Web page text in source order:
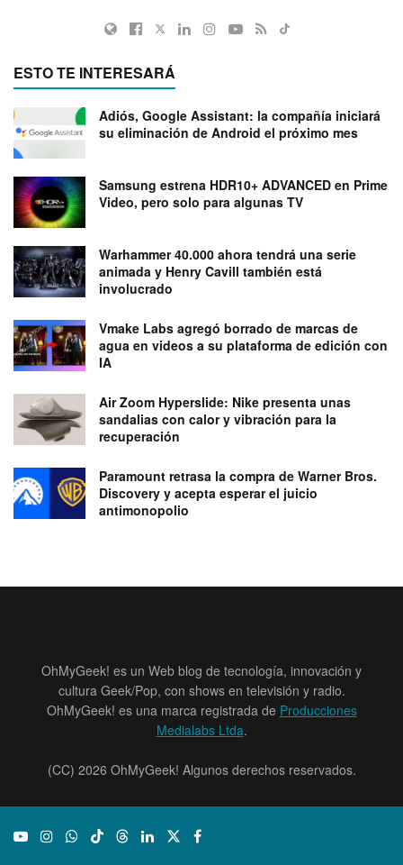
ESTO TE INTERESARÁ
Adiós, Google Assistant: la compañía iniciará
su eliminación de Android el próximo mes
Samsung estrena HDR10+ ADVANCED en Prime
Video, pero solo para algunas TV
Warhammer 40.000 ahora tendrá una serie
animada y Henry Cavill también está
involucrado
Vmake Labs agregó borrado de marcas de
agua en videos a su plataforma de edición con
IA
Air Zoom Hyperslide: Nike presenta unas
sandalias con calor y vibración para la
recuperación
Paramount retrasa la compra de Warner Bros.
Discovery y acepta esperar el juicio
antimonopolio
OhMyGeek! es un Web blog de tecnología, innovación y
cultura Geek/Pop, con shows en televisión y radio.
OhMyGeek! es una marca registrada de Producciones
Medialabs Ltda.
(CC) 2026 OhMyGeek! Algunos derechos reservados.